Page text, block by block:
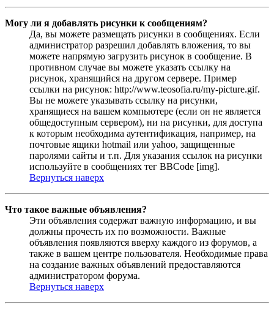
Могу ли я добавлять рисунки к сообщениям?
Да, вы можете размещать рисунки в сообщениях. Если
администратор разрешил добавлять вложения, то вы
можете напрямую загрузить рисунок в сообщение. В
противном случае вы можете указать ссылку на
рисунок, хранящийся на другом сервере. Пример
ссылки на рисунок: http://www.teosofia.ru/my-picture.gif.
Вы не можете указывать ссылку на рисунки,
хранящиеся на вашем компьютере (если он не является
общедоступным сервером), ни на рисунки, для доступа
к которым необходима аутентификация, например, на
почтовые ящики hotmail или yahoo, защищенные
паролями сайты и т.п. Для указания ссылок на рисунки
используйте в сообщениях тег BBCode [img].
Вернуться наверх
Что такое важные объявления?
Эти объявления содержат важную информацию, и вы
должны прочесть их по возможности. Важные
объявления появляются вверху каждого из форумов, а
также в вашем центре пользователя. Необходимые права
на создание важных объявлений предоставляются
администратором форума.
Вернуться наверх